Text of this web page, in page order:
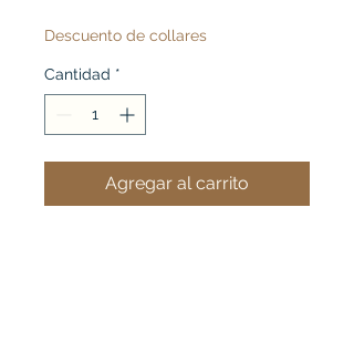
Descuento de collares
Cantidad *
Agregar al carrito